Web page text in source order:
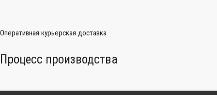
Оперативная курьерская доставка
Процесс производства